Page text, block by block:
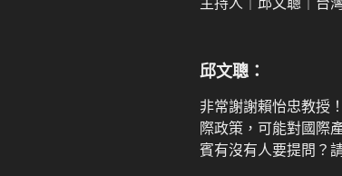
邱文聰：
非常謝謝賴怡忠教授
際政策，可能對國際
賓有沒有人要提問？